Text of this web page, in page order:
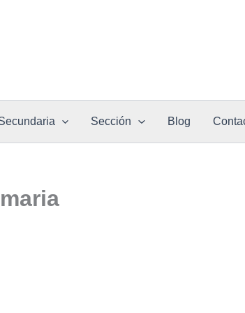
Sección Blog